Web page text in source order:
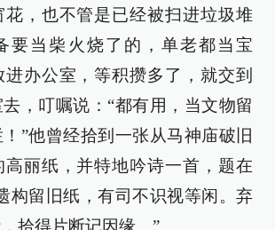
花，也不管是已经被扫进垃圾堆
要当柴火烧了的，单老都当宝
进办公室，等积攒多了，就交到
，叮嘱说：“都有用，当文物留
”他曾经拾到一张从马神庙破旧
高丽纸，并特地吟诗一首，题在
构留旧纸，有司不识视等闲。弃
拾得片断记因缘。”